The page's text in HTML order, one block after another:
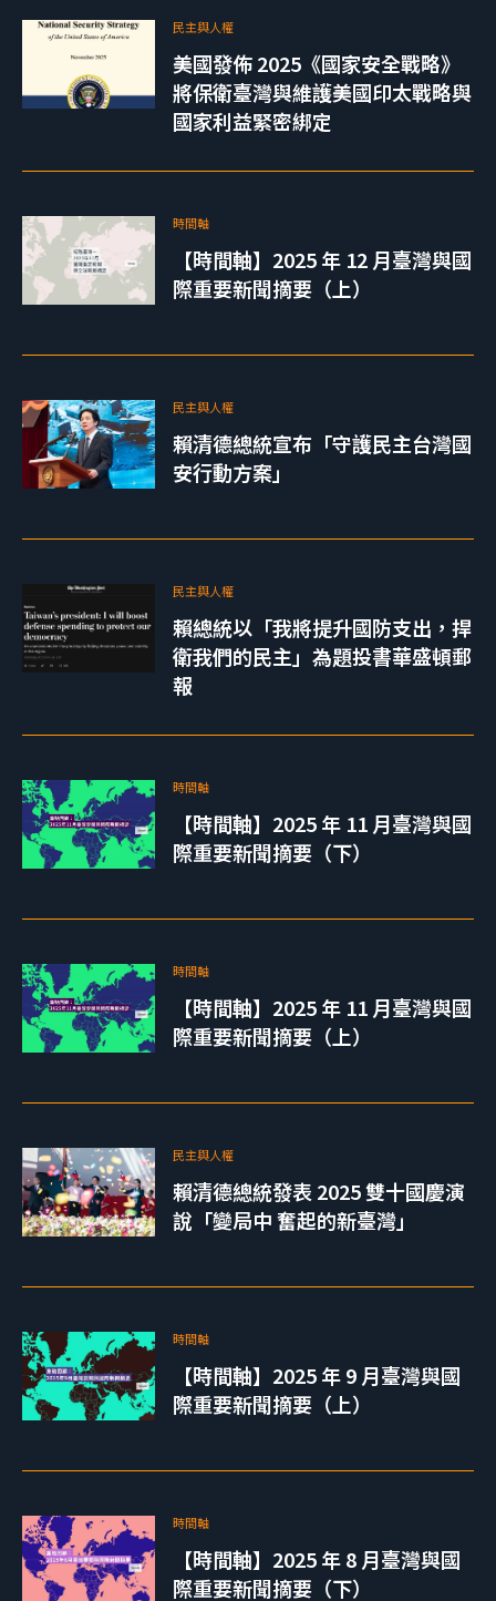
民主與人權
美國發佈 2025《國家安全戰略》
將保衛臺灣與維護美國印太戰略與
國家利益緊密綁定
時間軸
【時間軸】2025 年 12 月臺灣與國
際重要新聞摘要（上）
民主與人權
賴清德總統宣布「守護民主台灣國
安行動方案」
民主與人權
賴總統以「我將提升國防支出，捍
衛我們的民主」為題投書華盛頓郵
報
時間軸
【時間軸】2025 年 11 月臺灣與國
際重要新聞摘要（下）
時間軸
【時間軸】2025 年 11 月臺灣與國
際重要新聞摘要（上）
民主與人權
賴清德總統發表 2025 雙十國慶演
說「變局中 奮起的新臺灣」
時間軸
【時間軸】2025 年 9 月臺灣與國
際重要新聞摘要（上）
時間軸
【時間軸】2025 年 8 月臺灣與國
際重要新聞摘要（下）